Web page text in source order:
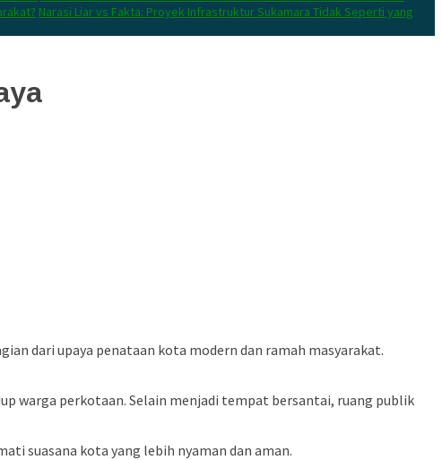
Narasi Liar vs Fakta: Proyek Infrastruktur Sukamara Tidak Seperti yang
dari upaya penataan kota modern dan ramah masyarakat.
warga perkotaan. Selain menjadi tempat bersantai, ruang publik
suasana kota yang lebih nyaman dan aman.